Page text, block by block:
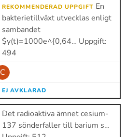
REKOMMENDERAD UPPGIFT En
bakterietillväxt utvecklas enligt
sambandet
$y(t)=1000e^{0,64… Uppgift:
494
C
EJ AVKLARAD
Det radioaktiva ämnet cesium-
137 sönderfaller till barium s…